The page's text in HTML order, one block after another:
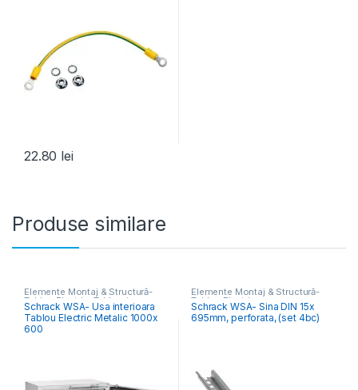
22.80 lei
Produse similare
Elemente Montaj & Structură-
Tablou Electric ,Tablouri
Electrice Comercial & Industrial
Schrack WSA- Usa interioara
Tablou Electric Metalic 1000x
600
Elemente Montaj & Structură-
Tablou Electric
Schrack WSA- Sina DIN 15x
695mm, perforata, (set 4bc)